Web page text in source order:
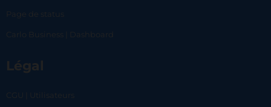
Page de status
Carlo Business | Dashboard
Légal
CGU | Utilisateurs